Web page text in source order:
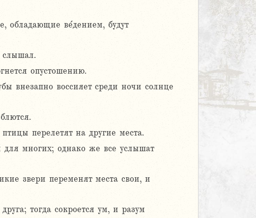
обладающие ве́дением, будут
слышал.
опустошению.
внезапно воссияет среди ночи солнце
перелетят на другие места.
для многих; однако же все услышат
звери переменят места свои, и
тогда сокроется ум, и разум